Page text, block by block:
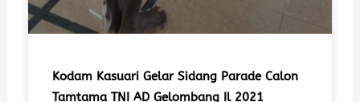
Kodam Kasuari Gelar Sidang Parade Calon
Tamtama TNI AD Gelombang Il 2021